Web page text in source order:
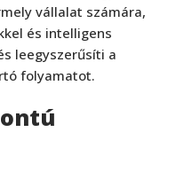
vállalat számára,
és intelligens
leegyszerűsíti a
folyamatot.